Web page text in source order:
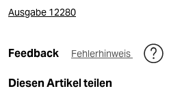
Ausgabe 12280
Feedback Fehlerhinweis
Diesen Artikel teilen